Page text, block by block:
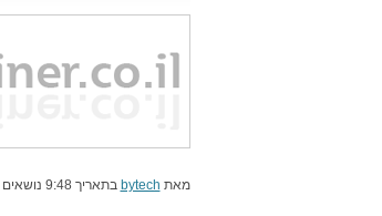
מאת bytech בתאריך 9:48 נושאים